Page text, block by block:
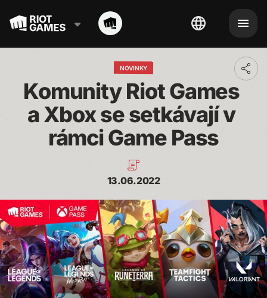
NOVINKY
Komunity Riot Games
a Xbox se setkávají v
rámci Game Pass
13.06.2022